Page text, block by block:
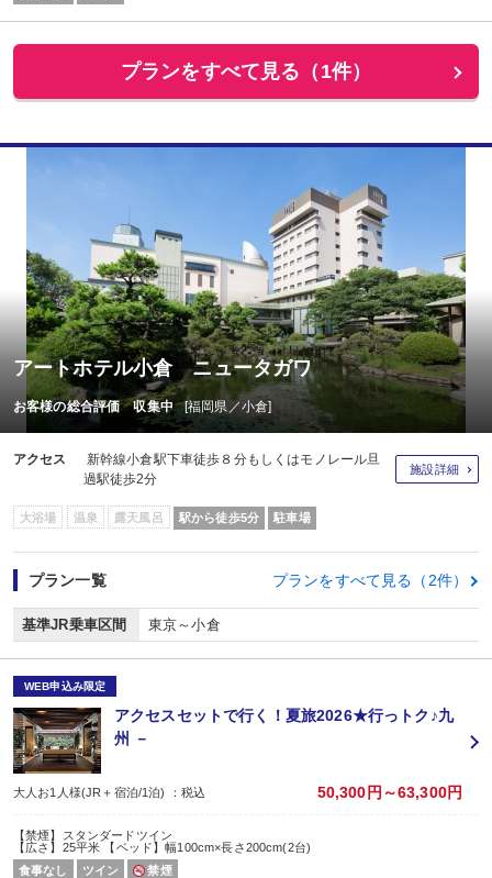
プランをすべて見る（1件）
アートホテル小倉 ニュータガワ
お客様の総合評価 収集中 [福岡県／小倉]
アクセス
新幹線小倉駅下車徒歩８分もしくはモノレール旦
過駅徒歩2分
施設詳細
大浴場 温泉 露天風呂 駅から徒歩5分 駐車場
プラン一覧 プランをすべて見る（2件）
基準JR乗車区間 東京～小倉
WEB申込み限定
アクセスセットで行く！夏旅2026★行っトク♪九
州 －
大人お1人様(JR＋宿泊/1泊) ：税込 50,300円～63,300円
【禁煙】スタンダードツイン
【広さ】25平米 【ベッド】幅100cm×長さ200cm(2台)
食事なし
ツイン 禁煙